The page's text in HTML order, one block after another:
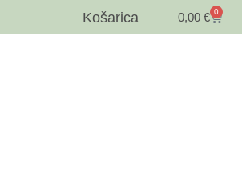
Košarica 0,00€ 0